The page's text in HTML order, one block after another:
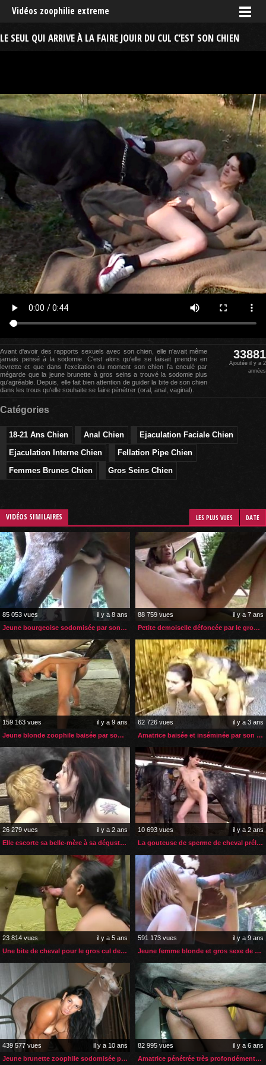
Vidéos zoophilie extreme
LE SEUL QUI ARRIVE À LA FAIRE JOUIR DU CUL C’EST SON CHIEN
Avant d'avoir des rapports sexuels avec son chien, elle n'avait même
jamais pensé à la sodomie. C'est alors qu'elle se faisait prendre en
levrette et que dans l'excitation du moment son chien l'a enculé par
mégarde que la jeune brunette à gros seins a trouvé la sodomie plus
qu'agréable. Depuis, elle fait bien attention de guider la bite de son chien
dans les trous qu'elle souhaite se faire pénétrer (oral, anal, vaginal).
33881
Ajoutée il y a 2
années
Catégories
18-21 Ans Chien Anal Chien
Ejaculation Faciale Chien
Ejaculation Interne Chien
Fellation Pipe Chien
Femmes Brunes Chien
Gros Seins Chien
VIDÉOS SIMILAIRES LES PLUS VUES DATE
85 053 vues
il y a 8 ans
Jeune bourgeoise sodomisée par son nouvel étalon
88 759 vues
il y a 7 ans
Petite demoiselle défoncée par le gros sexe d’un cheval
159 163 vues
il y a 9 ans
Jeune blonde zoophile baisée par son cheval
62 726 vues
il y a 3 ans
Amatrice baisée et inséminée par son berger allemand
26 279 vues
il y a 2 ans
Elle escorte sa belle-mère à sa dégustation de sperme de cheval
10 693 vues
il y a 2 ans
La gouteuse de sperme de cheval prélève toujours à la source
23 814 vues
il y a 5 ans
Une bite de cheval pour le gros cul de la demoiselle
591 173 vues
il y a 9 ans
Jeune femme blonde et gros sexe de cheval
439 577 vues
il y a 10 ans
Jeune brunette zoophile sodomisée par son âne
82 995 vues
il y a 6 ans
Amatrice pénétrée très profondément par son cheval